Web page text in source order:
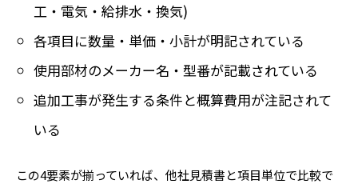
工・電気・給排水・換気)
各項目に数量・単価・小計が明記されている
使用部材のメーカー名・型番が記載されている
追加工事が発生する条件と概算費用が注記されて
いる
この4要素が揃っていれば、他社見積書と項目単位で比較で